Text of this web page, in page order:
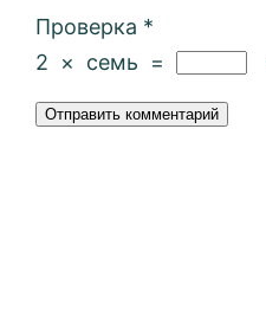
Проверка *
2
× семь =